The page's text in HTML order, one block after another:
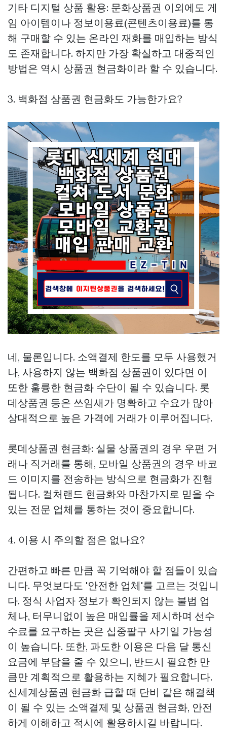
기타 디지털 상품 활용: 문화상품권 이외에도 게
임 아이템이나 정보이용료(콘텐츠이용료)를 통
해 구매할 수 있는 온라인 재화를 매입하는 방식
도 존재합니다. 하지만 가장 확실하고 대중적인
방법은 역시 상품권 현금화이라 할 수 있습니다.
3. 백화점 상품권 현금화도 가능한가요?
네, 물론입니다. 소액결제 한도를 모두 사용했거
나, 사용하지 않는 백화점 상품권이 있다면 이
또한 훌륭한 현금화 수단이 될 수 있습니다. 롯
데상품권 등은 쓰임새가 명확하고 수요가 많아
상대적으로 높은 가격에 거래가 이루어집니다.
롯데상품권 현금화: 실물 상품권의 경우 우편 거
래나 직거래를 통해, 모바일 상품권의 경우 바코
드 이미지를 전송하는 방식으로 현금화가 진행
됩니다. 컬처랜드 현금화와 마찬가지로 믿을 수
있는 전문 업체를 통하는 것이 중요합니다.
4. 이용 시 주의할 점은 없나요?
간편하고 빠른 만큼 꼭 기억해야 할 점들이 있습
니다. 무엇보다도 '안전한 업체'를 고르는 것입니
다. 정식 사업자 정보가 확인되지 않는 불법 업
체나, 터무니없이 높은 매입률을 제시하며 선수
수료를 요구하는 곳은 십중팔구 사기일 가능성
이 높습니다. 또한, 과도한 이용은 다음 달 통신
요금에 부담을 줄 수 있으니, 반드시 필요한 만
큼만 계획적으로 활용하는 지혜가 필요합니다.
신세계상품권 현금화 급할 때 단비 같은 해결책
이 될 수 있는 소액결제 및 상품권 현금화, 안전
하게 이해하고 적시에 활용하시길 바랍니다.